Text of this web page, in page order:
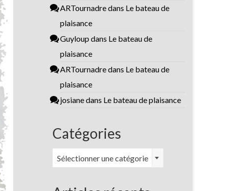
ARTournadredans Le bateau de
plaisance
Guyloup dans Le bateau de
plaisance
ARTournadredans Le bateau de
plaisance
josianedans Le bateau de plaisance
Catégories
Catégories
Sélectionner une catégorie